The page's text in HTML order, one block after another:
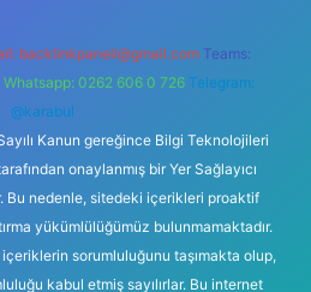
backlinkpaneli@gmail.com Teams:
Whatsapp: 0262 606 0 726 Telegram:
@karabul
Kanun gereğince Bilgi Teknolojileri
onaylanmış bir Yer Sağlayıcı
Bu nedenle, sitedeki içerikleri proaktif
yükümlülüğümüz bulunmamaktadır.
sorumluluğunu taşımakta olup,
kabul etmiş sayılırlar. Bu internet